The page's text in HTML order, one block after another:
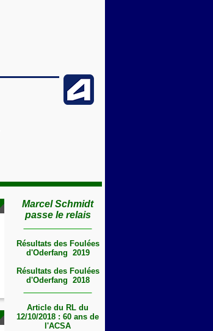
Marcel Schmidt
passe le relais
Résultats des Foulées
d'Oderfang 2019
Résultats des Foulées
d'Oderfang 2018
Article du RL du
12/10/2018 : 60 ans de
l'ACSA